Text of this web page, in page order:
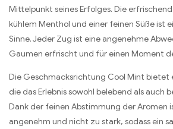
Mittelpunkt seines Erfolges. Die
kühlem Menthol und einer feinen Süße ist
Sinne. Jeder Zug ist eine angenehme
Gaumen erfrischt und für einen Moment
Die Geschmacksrichtung Cool Mint bietet
die das Erlebnis sowohl belebend als auch
Dank der feinen Abstimmung der Aromen
angenehm und nicht zu stark, sodass ein